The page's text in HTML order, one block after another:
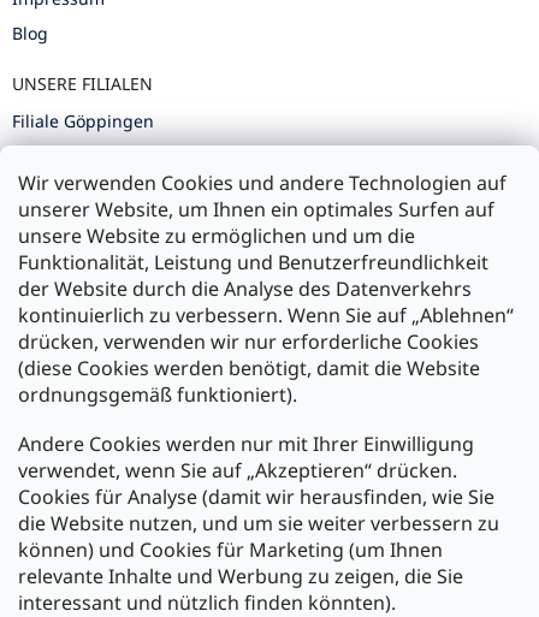
Wir verwenden Cookies und andere Technologien auf
unserer Website, um Ihnen ein optimales Surfen auf
unsere Website zu ermöglichen und um die
Funktionalität, Leistung und Benutzerfreundlichkeit
der Website durch die Analyse des Datenverkehrs
kontinuierlich zu verbessern. Wenn Sie auf „Ablehnen“
drücken, verwenden wir nur erforderliche Cookies
(diese Cookies werden benötigt, damit die Website
ordnungsgemäß funktioniert).
Andere Cookies werden nur mit Ihrer Einwilligung
verwendet, wenn Sie auf „Akzeptieren“ drücken.
Cookies für Analyse (damit wir herausfinden, wie Sie
die Website nutzen, und um sie weiter verbessern zu
können) und Cookies für Marketing (um Ihnen
relevante Inhalte und Werbung zu zeigen, die Sie
interessant und nützlich finden könnten).
Blog
UNSERE FILIALEN
Filiale Göppingen
Filiale Ulm
Zahlung und Versand
Versand mit:
Zahlarten: